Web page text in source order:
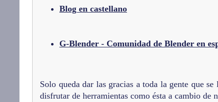
Blog en castellano
G-Blender - Comunidad de Blender en
Solo queda dar las gracias a toda la gente que
disfrutar de herramientas como ésta a cambio de